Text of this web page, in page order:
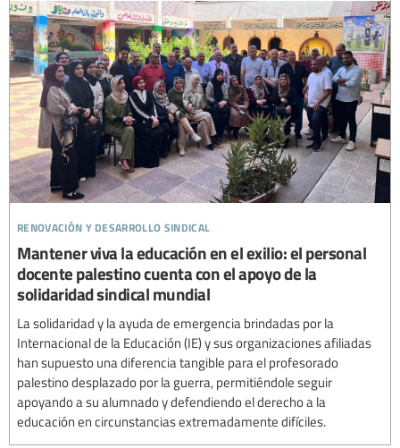
renovación y desarrollo sindical
Mantener viva la educación en el exilio: el personal
docente palestino cuenta con el apoyo de la
solidaridad sindical mundial
La solidaridad y la ayuda de emergencia brindadas por la
Internacional de la Educación (IE) y sus organizaciones afiliadas
han supuesto una diferencia tangible para el profesorado
palestino desplazado por la guerra, permitiéndole seguir
apoyando a su alumnado y defendiendo el derecho a la
educación en circunstancias extremadamente difíciles.